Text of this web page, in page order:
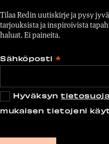
Tilaa Redin uutiskirje ja pysy
tarjouksista ja inspiroivista
haluat. Ei paineita.
Sähköposti *
Hyväksyn
mukaisen tietojeni